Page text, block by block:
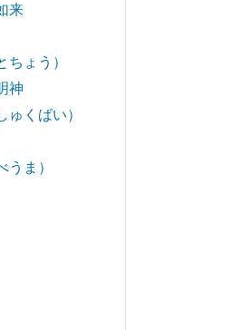
来
ちょう）
神
ゅくばい）
うま）